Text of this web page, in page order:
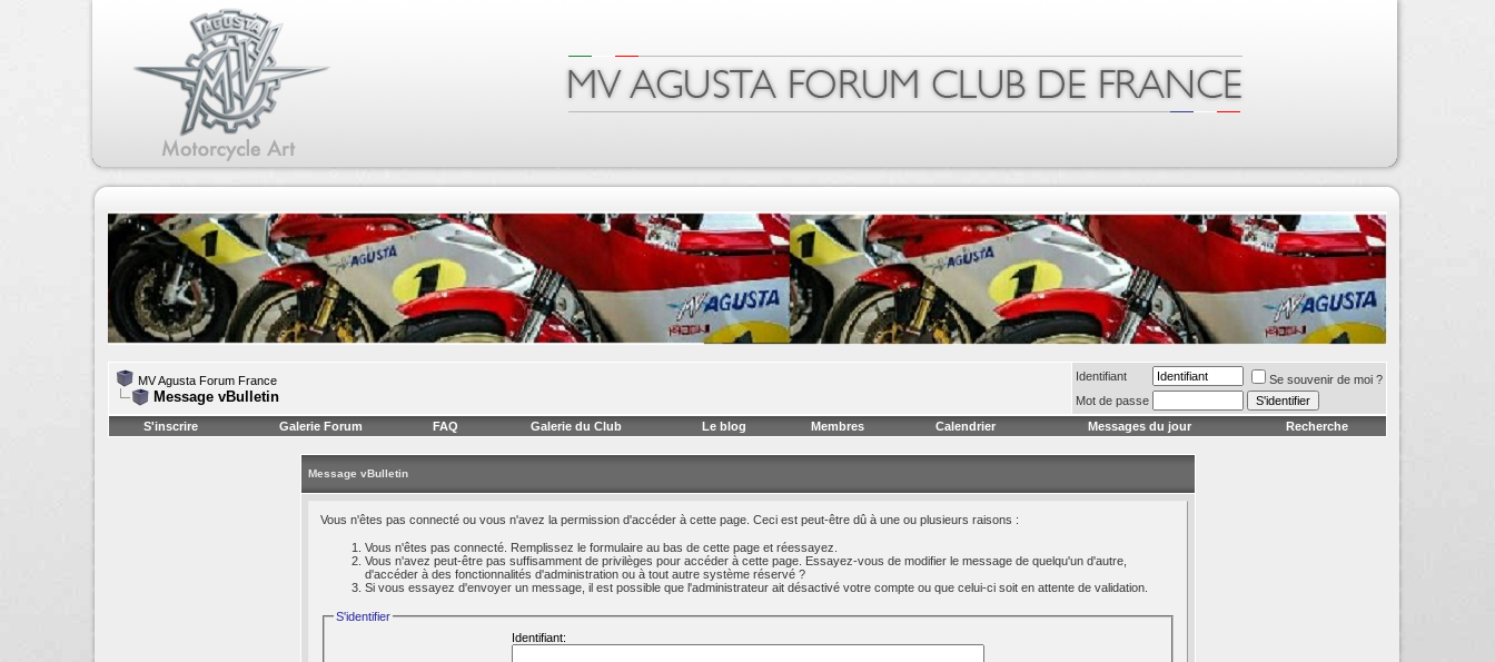
MV Agusta Forum France
Message vBulletin
Identifiant
Se souvenir de moi ?
Mot de passe
S'inscrire
Galerie Forum FAQ Galerie du Club Le blog Membres Calendrier Messages du jour Recherche
Message vBulletin
Vous n'êtes pas connecté ou vous n'avez la permission d'accéder à cette page. Ceci est peut-être dû à une ou plusieurs raisons :
Vous n'êtes pas connecté. Remplissez le formulaire au bas de cette page et réessayez.
Vous n'avez peut-être pas suffisamment de privilèges pour accéder à cette page. Essayez-vous de modifier le message de quelqu'un d'autre,
d'accéder à des fonctionnalités d'administration ou à tout autre système réservé ?
Si vous essayez d'envoyer un message, il est possible que l'administrateur ait désactivé votre compte ou que celui-ci soit en attente de validation.
S'identifier
Identifiant: